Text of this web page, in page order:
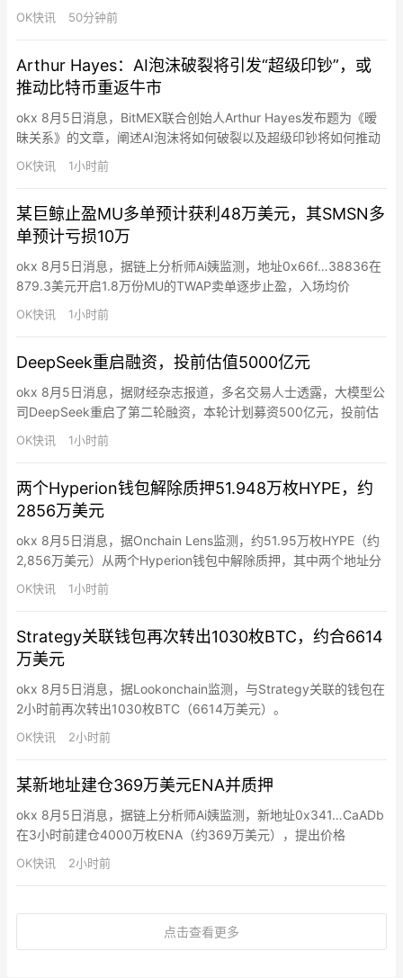
ASML（ASMLB）、AST SpaceMobile（ASTSB）、BitMine
Immersion Technologies（BMNRB）、Coherent（COHRB）、
OK快讯 50分钟前
Arthur Hayes：AI泡沫破裂将引发“超级印钞”，或
推动比特币重返牛市
okx 8月5日消息，BitMEX联合创始人Arthur Hayes发布题为《暧
昧关系》的文章，阐述AI泡沫将如何破裂以及超级印钞将如何推动
市场重返牛市。Hayes认为，核心分歧在于市场如何定义AI资本支
出——是技术投资还是房地产投资。他倾向于后者，认为这数万亿
沫破裂的…
OK快讯 1小时前
某巨鲸止盈MU多单预计获利48万美元，其SMSN多
单预计亏损10万
okx 8月5日消息，据链上分析师Ai姨监测，地址0x66f…38836在
879.3美元开启1.8万份MU的TWAP卖单逐步止盈，入场均价
852.41美元，预计获利48.4万美元。其还计划平掉2.2万枚SMSN
多单（388万美元），若全部成交将亏损10万美元。
OK快讯 1小时前
DeepSeek重启融资，投前估值5000亿元
okx 8月5日消息，据财经杂志报道，多名交易人士透露，大模型公
司DeepSeek重启了第二轮融资，本轮计划募资500亿元，投前估
值约5000亿元，并计划将在8月下旬完成签约。多位投资人提到，
DeepSeek第二轮融资至少在7月中旬就已开启，但在7月底突然暂
暂缓。据媒体7月26日报道，DeepSeek…
OK快讯 1小时前
两个Hyperion钱包解除质押51.948万枚HYPE，约
2856万美元
okx 8月5日消息，据Onchain Lens监测，约51.95万枚HYPE（约
2,856万美元）从两个Hyperion钱包中解除质押，其中两个地址分
别解除质押41.3万枚（约2,270万美元）和10.65万枚（约586万美
元）。
OK快讯 1小时前
Strategy关联钱包再次转出1030枚BTC，约合6614
万美元
okx 8月5日消息，据Lookonchain监测，与Strategy关联的钱包在
2小时前再次转出1030枚BTC（6614万美元）。
OK快讯 2小时前
某新地址建仓369万美元ENA并质押
okx 8月5日消息，据链上分析师Ai姨监测，新地址0x341…CaADb
在3小时前建仓4000万枚ENA（约369万美元），提出价格
0.09269美元，随后质押进Ethena。ENA近一个月涨幅18.13%。
OK快讯 2小时前
点击查看更多